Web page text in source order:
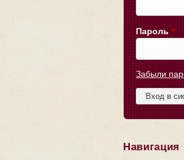
Пароль *
Забыли
Навигация